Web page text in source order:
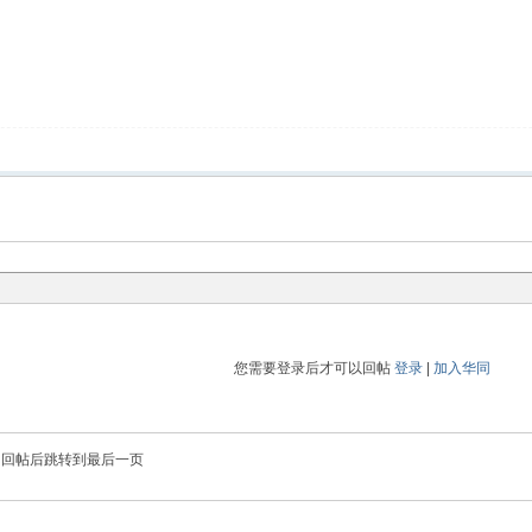
您需要登录后才可以回帖 登录| 加入华同
回帖后跳转到最后一页